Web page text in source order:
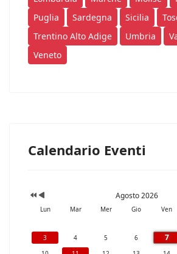
Puglia
Sardegna Sicilia
Trentino Alto Adige
Umbria
Veneto
Calendario Eventi
Agosto 2026
Lun Mar Mer Gio Ven
3
4 5 6 7